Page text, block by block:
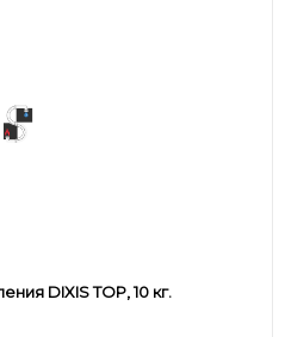
DIXIS TOP, 10 кг.